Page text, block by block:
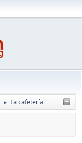
► La cafetería